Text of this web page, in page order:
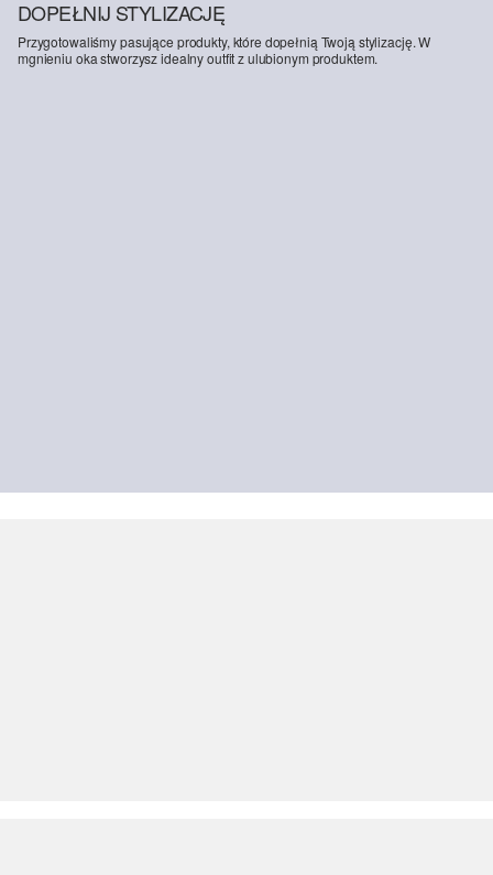
DOPEŁNIJ STYLIZACJĘ
Przygotowaliśmy pasujące produkty, które dopełnią Twoją stylizację. W
mgnieniu oka stworzysz idealny outfit z ulubionym produktem.